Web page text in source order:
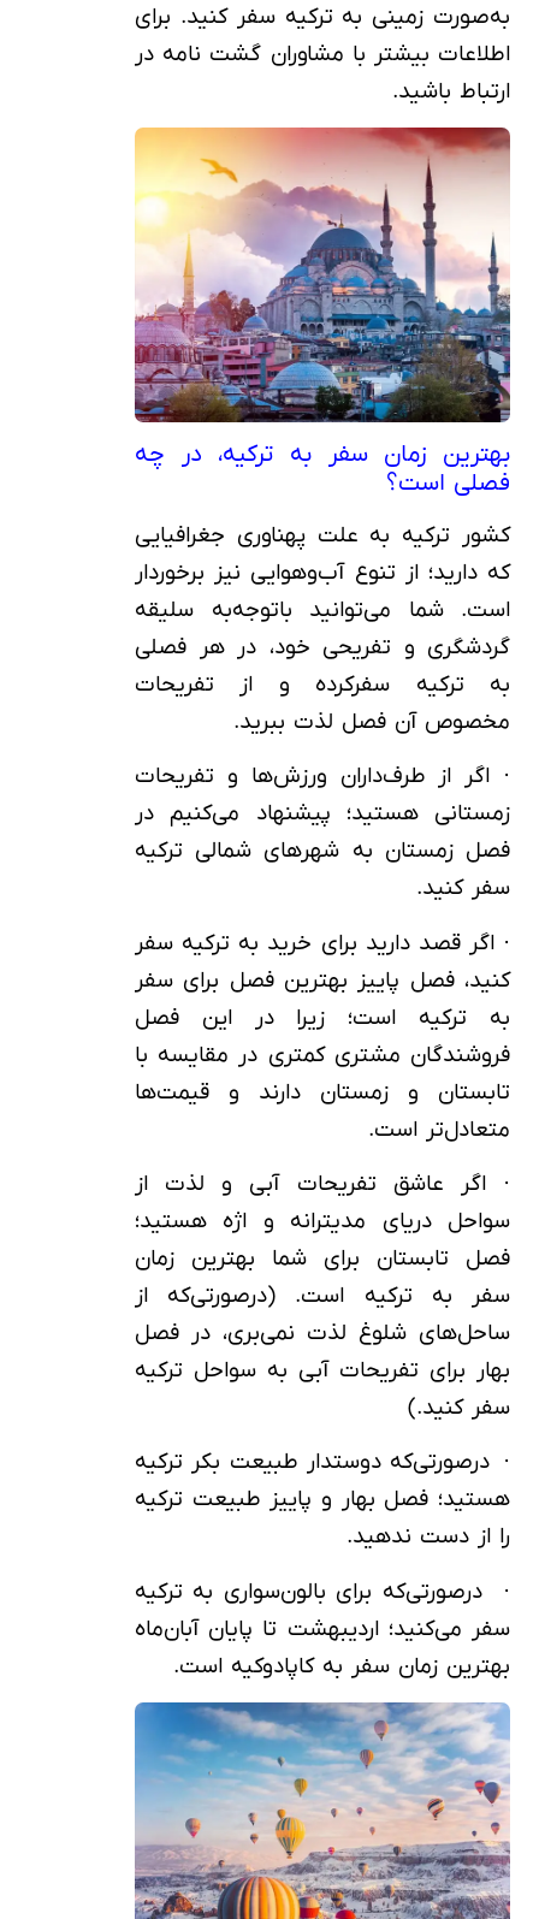
به‌صورت زمینی به ترکیه سفر کنید. برای
اطلاعات بیشتر با مشاوران گشت نامه در
ارتباط باشید.
بهترین زمان سفر به ترکیه، در چه
فصلی است؟
کشور ترکیه به علت پهناوری جغرافیایی
که دارید؛ از تنوع آب‌وهوایی نیز برخوردار
است. شما می‌توانید باتوجه‌به سلیقه
گردشگری و تفریحی خود، در هر فصلی
به ترکیه سفرکرده و از تفریحات
مخصوص آن فصل لذت ببرید.
· اگر از طرف‌داران ورزش‌ها و تفریحات
زمستانی هستید؛ پیشنهاد می‌کنیم در
فصل زمستان به شهرهای شمالی ترکیه
سفر کنید.
· اگر قصد دارید برای خرید به ترکیه سفر
کنید، فصل پاییز بهترین فصل برای سفر
به ترکیه است؛ زیرا در این فصل
فروشندگان مشتری کمتری در مقایسه با
تابستان و زمستان دارند و قیمت‌ها
متعادل‌تر است.
· اگر عاشق تفریحات آبی و لذت از
سواحل دریای مدیترانه و اژه هستید؛
فصل تابستان برای شما بهترین زمان
سفر به ترکیه است. (درصورتی‌که از
ساحل‌های شلوغ لذت نمی‌بری، در فصل
بهار برای تفریحات آبی به سواحل ترکیه
سفر کنید.)
· درصورتی‌که دوستدار طبیعت بکر ترکیه
هستید؛ فصل بهار و پاییز طبیعت ترکیه
را از دست ندهید.
· درصورتی‌که برای بالون‌سواری به ترکیه
سفر می‌کنید؛ اردیبهشت تا پایان آبان‌ماه
بهترین زمان سفر به کاپادوکیه است.